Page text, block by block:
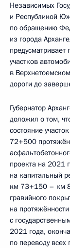
Независимых
и Республикой
по обращению
из города
предусматривает
участков
в
дороги до
Губернатор
доложил о том,
состояние
72+500
проекта на 2021
на капитальный
км 73+150 – км
гравийного
на
с
2021 года,
по переводу всех